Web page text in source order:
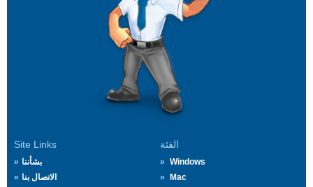
Site Links
بشأننا
الاتصال بنا
الفئة
Windows
Mac